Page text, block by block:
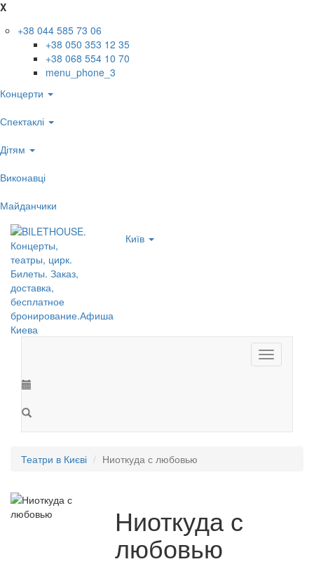
X
+38 044 585 73 06
+38 050 353 12 35
+38 068 554 10 70
menu_phone_3
Концерти
Спектаклі
Дітям
Виконавці
Майданчики
Київ
Toggle
navigation
Театри в Києві Ниоткуда с любовью
Ниоткуда с
любовью